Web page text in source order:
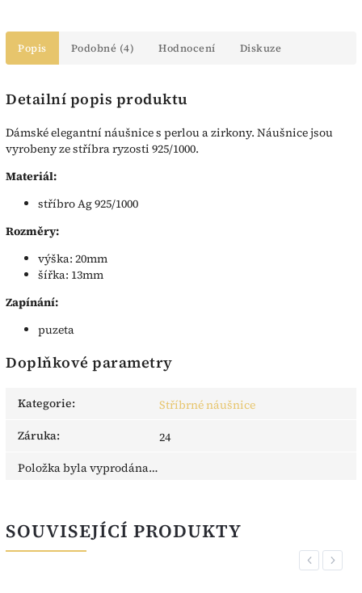
Popis Podobné (4) Hodnocení Diskuze
Detailní popis produktu
Dámské elegantní náušnice s perlou a zirkony. Náušnice jsou
vyrobeny ze stříbra ryzosti 925/1000.
Materiál:
stříbro Ag 925/1000
Rozměry:
výška: 20mm
šířka: 13mm
Zapínání:
puzeta
Doplňkové parametry
Kategorie:
Stříbrné náušnice
Záruka:
24
Položka byla vyprodána…
SOUVISEJÍCÍ PRODUKTY
Previous
Next